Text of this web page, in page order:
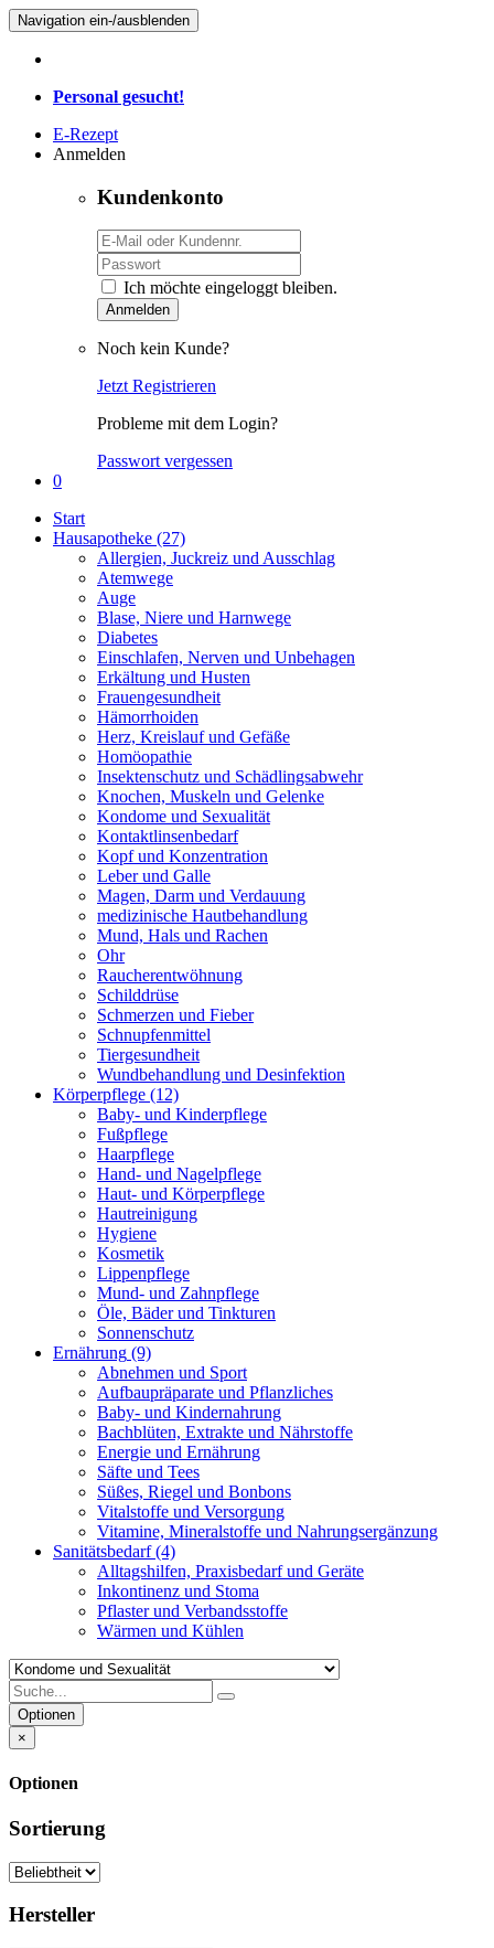
Navigation ein-/ausblenden
Personal gesucht!
E-Rezept
Anmelden
Kundenkonto
Ich möchte eingeloggt bleiben.
Anmelden
Noch kein Kunde?
Jetzt Registrieren
Probleme mit dem Login?
Passwort vergessen
0
Start
Hausapotheke (27)
Allergien, Juckreiz und Ausschlag
Atemwege
Auge
Blase, Niere und Harnwege
Diabetes
Einschlafen, Nerven und Unbehagen
Erkältung und Husten
Frauengesundheit
Hämorrhoiden
Herz, Kreislauf und Gefäße
Homöopathie
Insektenschutz und Schädlingsabwehr
Knochen, Muskeln und Gelenke
Kondome und Sexualität
Kontaktlinsenbedarf
Kopf und Konzentration
Leber und Galle
Magen, Darm und Verdauung
medizinische Hautbehandlung
Mund, Hals und Rachen
Ohr
Raucherentwöhnung
Schilddrüse
Schmerzen und Fieber
Schnupfenmittel
Tiergesundheit
Wundbehandlung und Desinfektion
Körperpflege (12)
Baby- und Kinderpflege
Fußpflege
Haarpflege
Hand- und Nagelpflege
Haut- und Körperpflege
Hautreinigung
Hygiene
Kosmetik
Lippenpflege
Mund- und Zahnpflege
Öle, Bäder und Tinkturen
Sonnenschutz
Ernährung (9)
Abnehmen und Sport
Aufbaupräparate und Pflanzliches
Baby- und Kindernahrung
Bachblüten, Extrakte und Nährstoffe
Energie und Ernährung
Säfte und Tees
Süßes, Riegel und Bonbons
Vitalstoffe und Versorgung
Vitamine, Mineralstoffe und Nahrungsergänzung
Sanitätsbedarf(4)
Alltagshilfen, Praxisbedarf und Geräte
Inkontinenz und Stoma
Pflaster und Verbandsstoffe
Wärmen und Kühlen
Optionen
×
Optionen
Sortierung
Hersteller